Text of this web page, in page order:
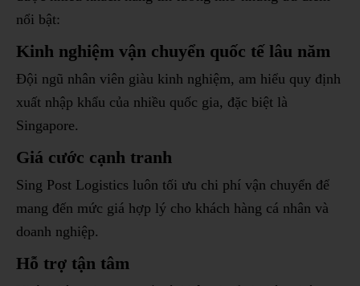
nổi bật:
Kinh nghiệm vận chuyển quốc tế lâu năm
Đội ngũ nhân viên giàu kinh nghiệm, am hiểu quy định
xuất nhập khẩu của nhiều quốc gia, đặc biệt là
Singapore.
Giá cước cạnh tranh
Sing Post Logistics luôn tối ưu chi phí vận chuyển để
mang đến mức giá hợp lý cho khách hàng cá nhân và
doanh nghiệp.
Hỗ trợ tận tâm